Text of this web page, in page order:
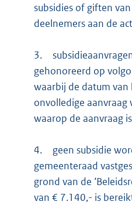
subsidies of giften
deelnemers aan de
3.
gehonoreerd op
waarbij de datum
onvolledige
waarop de aanvraag
4.
geen subsidie
gemeenteraad
grond van de
van € 7.140,- is